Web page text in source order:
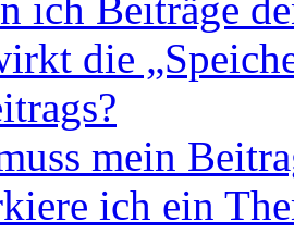
die
mein
ich ein